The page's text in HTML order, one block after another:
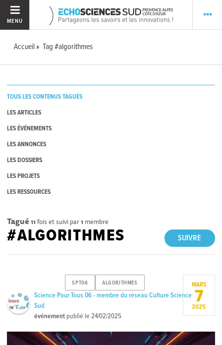
MENU
Accueil Tag #algorithmes
TOUS LES CONTENUS TAGUÉS
LES ARTICLES
LES ÉVÉNEMENTS
LES ANNONCES
LES DOSSIERS
LES PROJETS
LES RESSOURCES
Tagué 11 fois et suivi par1 membre
SUIVRE
#ALGORITHMES
SPT06 ALGORITHMES
Science Pour Tous 06 - membre du réseau Culture Science
Sud
événement publié le24/02/2025
MARS
7
2025